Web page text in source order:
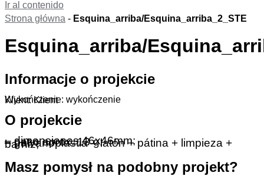
Ir al contenido
Strona główna - Esquina_arriba/Esquina_arriba_2_STE
Esquina_arriba/
Informacje o projekcie
Wykończenie: wykończenie
Klient: Klient
O projekcie
– dimensiones 46x46mm;
– peso aprox. 13 g;
– galvanoplastia – latón + pátina + limpieza + barniz;
Masz pomysł na podobny projekt?